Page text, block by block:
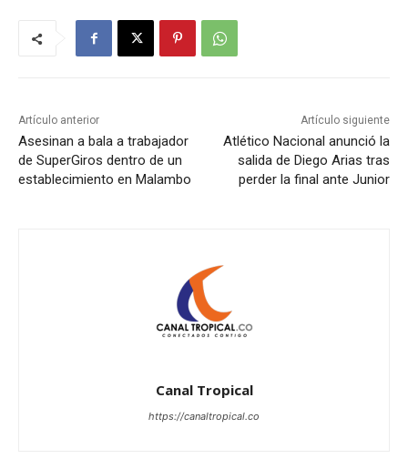
Artículo anterior
Asesinan a bala a trabajador
de SuperGiros dentro de un
establecimiento en Malambo
Artículo siguiente
Atlético Nacional anunció la
salida de Diego Arias tras
perder la final ante Junior
Canal Tropical
https://canaltropical.co